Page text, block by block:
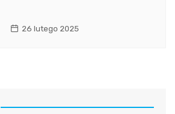
26 lutego 2025